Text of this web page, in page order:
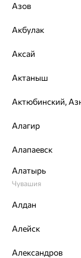
Размеры:
16.5
от 996
Описание
Азов
Акбулак
Аксай
Актаныш
Алагир
Алапаевск
Алатырь
Чувашия
Алдан
Алейск
Александров